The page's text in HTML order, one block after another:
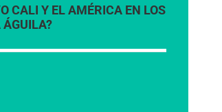
CALI Y EL AMÉRICA EN LOS
ÁGUILA?